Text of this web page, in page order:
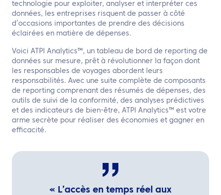
technologie pour exploiter, analyser et interpréter ces
données, les entreprises risquent de passer à côté
d’occasions importantes de prendre des décisions
éclairées en matière de dépenses.
Voici ATPI Analytics™, un tableau de bord de reporting de
données sur mesure, prêt à révolutionner la façon dont
les responsables de voyages abordent leurs
responsabilités. Avec une suite complète de composants
de reporting comprenant des résumés de dépenses, des
outils de suivi de la conformité, des analyses prédictives
et des indicateurs de bien-être, ATPI Analytics™ est votre
arme secrète pour réaliser des économies et gagner en
efficacité.
« L’accès en temps réel aux